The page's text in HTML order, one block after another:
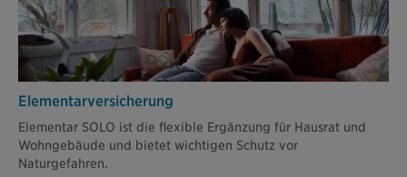
Elementar­versicherung
Elementar SOLO ist die flexible Ergänzung für Hausrat und
Wohngebäude und bietet wichtigen Schutz vor
Naturgefahren.